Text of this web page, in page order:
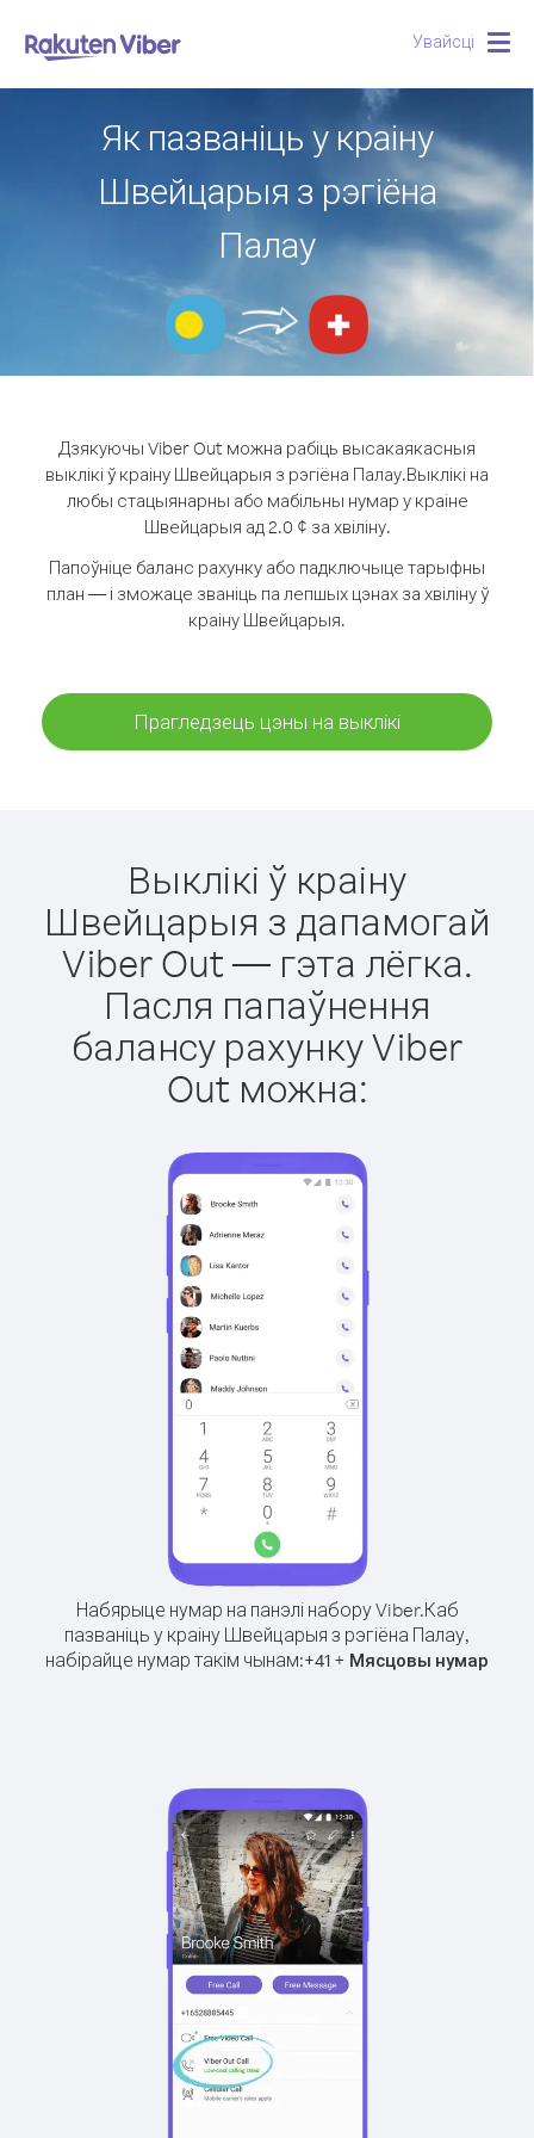
Увайсці
Як пазваніць у краіну
Швейцарыя з рэгіёна
Палау
Дзякуючы Viber Out можна рабіць высакаякасныя
выклікі ў краіну Швейцарыя з рэгіёна Палау.Выклікі на
любы стацыянарны або мабільны нумар у краіне
Швейцарыя ад 2.0 ¢ за хвіліну.
Папоўніце баланс рахунку або падключыце тарыфны
план — і зможаце званіць па лепшых цэнах за хвіліну ў
краіну Швейцарыя.
Прагледзець цэны на выклікі
Выклікі ў краіну
Швейцарыя з дапамогай
Viber Out — гэта лёгка.
Пасля папаўнення
балансу рахунку Viber
Out можна:
Набярыце нумар на панэлі набору Viber.Каб
пазваніць у краіну Швейцарыя з рэгіёна Палау,
набірайце нумар такім чынам:+41 + Мясцовы нумар